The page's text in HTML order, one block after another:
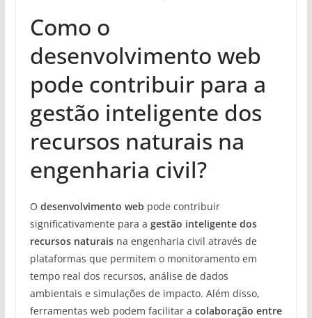
Como o
desenvolvimento web
pode contribuir para a
gestão inteligente dos
recursos naturais na
engenharia civil?
O desenvolvimento web pode contribuir
significativamente para a gestão inteligente dos
recursos naturaisna engenharia civil através de
plataformas que permitem o monitoramento em
tempo real dos recursos, análise de dados
ambientais e simulações de impacto. Além disso,
ferramentas web podem facilitar a colaboração entre